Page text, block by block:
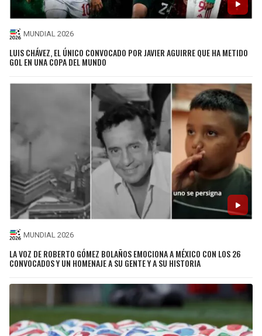
MUNDIAL 2026
LUIS CHÁVEZ, EL ÚNICO CONVOCADO POR JAVIER AGUIRRE QUE HA METIDO
GOL EN UNA COPA DEL MUNDO
MUNDIAL 2026
LA VOZ DE ROBERTO GÓMEZ BOLAÑOS EMOCIONA A MÉXICO CON LOS 26
CONVOCADOS Y UN HOMENAJE A SU GENTE Y A SU HISTORIA